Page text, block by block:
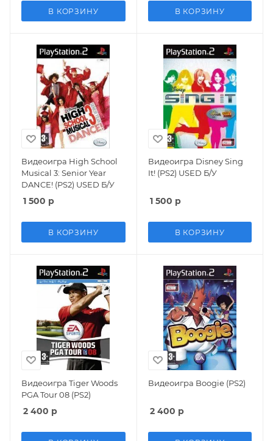
В КОРЗИНУ В КОРЗИНУ
Видеоигра High School
Musical 3: Senior Year
DANCE! (PS2) USED Б/У
1 500 р
В КОРЗИНУ
Видеоигра Disney Sing
It! (PS2) USED Б/У
1 500 р
В КОРЗИНУ
Видеоигра Tiger Woods
PGA Tour 08 (PS2)
2 400 р
Видеоигра Boogie (PS2)
2 400 р